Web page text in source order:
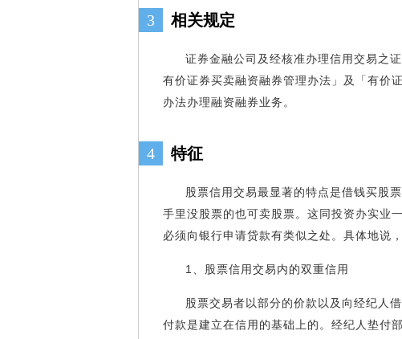
3 相关规定
证券金融公司及经核准办理信用交易之
有价证券买卖融资融券管理办法」及「有价
办法办理融资融券业务。
4 特征
股票信用交易最显著的特点是借钱买股
手里没股票的也可卖股票。这同投资办实业
必须向银行申请贷款有类似之处。具体地说
1、股票信用交易内的双重信用
股票交易者以部分的价款以及向经纪人
付款是建立在信用的基础上的。经纪人垫付